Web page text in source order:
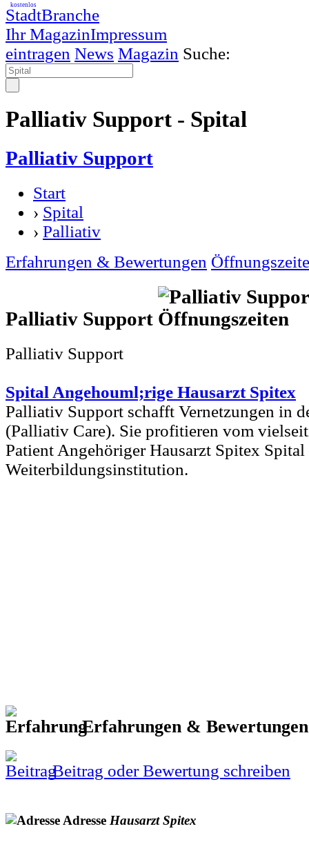
StadtBranche
Ihr MagazinImpressum
kostenlos
eintragen News Magazin Suche:
Palliativ Support - Spital
Palliativ Support
Start
› Spital
› Palliativ
Erfahrungen & Bewertungen
Palliativ Support
Palliativ Support
Spital Angehouml;rige Hausarzt Spitex
Palliativ Support schafft Vernetzungen in
(Palliativ Care). Sie profitieren vom
Patient Angehöriger Hausarzt Spitex Spital
Weiterbildungsinstitution.
Erfahrungen &
Beitrag oder Bewertung schreiben
Adresse Hausarzt Spitex